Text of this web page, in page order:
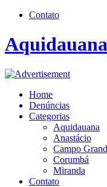
Contato
Home
Denúncias
Categorias
Aquidauana
Anastácio
Campo
Corumbá
Miranda
Contato